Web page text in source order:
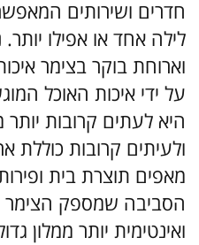
חדרים ושירותים
לילה אחד או אפילו יותר.
וארוחת בוקר בצימר
על ידי איכות האוכל
היא לעתים קרובות
ולעיתים קרובות כוללת
מאפים תוצרת בית
הסביבה שמספק הצימר
ואינטימית יותר ממלון